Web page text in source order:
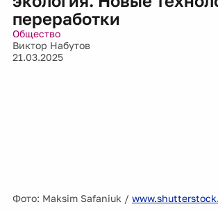
переработки
Общество
Виктор Набутов
21.03.2025
Фото: Maksim Safaniuk /